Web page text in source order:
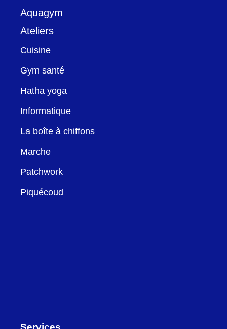
Aquagym
Ateliers
Cuisine
Gym santé
Hatha yoga
Informatique
La boîte à chiffons
Marche
Patchwork
Piquécoud